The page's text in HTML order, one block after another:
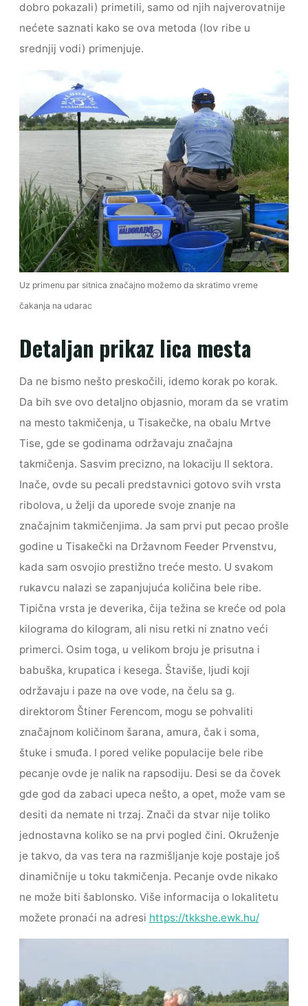
dobro pokazali) primetili, samo od njih najverovatnije
nećete saznati kako se ova metoda (lov ribe u
srednjij vodi) primenjuje.
Uz primenu par sitnica značajno možemo da skratimo vreme
čakanja na udarac
Detaljan prikaz lica mesta
Da ne bismo nešto preskočili, idemo korak po korak.
Da bih sve ovo detaljno objasnio, moram da se vratim
na mesto takmičenja, u Tisakečke, na obalu Mrtve
Tise, gde se godinama održavaju značajna
takmičenja. Sasvim precizno, na lokaciju II sektora.
Inače, ovde su pecali predstavnici gotovo svih vrsta
ribolova, u želji da uporede svoje znanje na
značajnim takmičenjima. Ja sam prvi put pecao prošle
godine u Tisakečki na Državnom Feeder Prvenstvu,
kada sam osvojio prestižno treće mesto. U svakom
rukavcu nalazi se zapanjujuća količina bele ribe.
Tipična vrsta je deverika, čija težina se kreće od pola
kilograma do kilogram, ali nisu retki ni znatno veći
primerci. Osim toga, u velikom broju je prisutna i
babuška, krupatica i kesega. Štaviše, ljudi koji
održavaju i paze na ove vode, na čelu sa g.
direktorom Štiner Ferencom, mogu se pohvaliti
značajnom količinom šarana, amura, čak i soma,
štuke i smuđa. I pored velike populacije bele ribe
pecanje ovde je nalik na rapsodiju. Desi se da čovek
gde god da zabaci upeca nešto, a opet, može vam se
desiti da nemate ni trzaj. Znači da stvar nije toliko
jednostavna koliko se na prvi pogled čini. Okruženje
je takvo, da vas tera na razmišljanje koje postaje još
dinamičnije u toku takmičenja. Pecanje ovde nikako
ne može biti šablonsko. Više informacija o lokalitetu
možete pronaći na adresi https://tkkshe.ewk.hu/